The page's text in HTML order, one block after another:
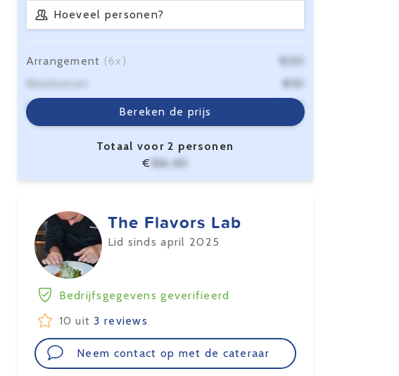
Hoeveel personen?
Bereken de prijs
Arrangement (6x)
€20
Reiskosten
€10
Servicekosten
€6,40
Totaal voor 2 personen
€ 166,40
The Flavors Lab
Lid sinds april 2025
Bedrijfsgegevens geverifieerd
10 uit3 reviews
Neem contact op met de cateraar